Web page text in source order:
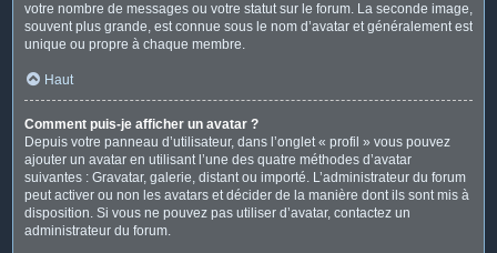
votre nombre de messages ou votre statut sur le forum. La seconde image,
souvent plus grande, est connue sous le nom d’avatar et généralement est
unique ou propre à chaque membre.
Haut
Comment puis-je afficher un avatar ?
Depuis votre panneau d’utilisateur, dans l’onglet « profil » vous pouvez
ajouter un avatar en utilisant l’une des quatre méthodes d’avatar
suivantes : Gravatar, galerie, distant ou importé. L’administrateur du forum
peut activer ou non les avatars et décider de la manière dont ils sont mis à
disposition. Si vous ne pouvez pas utiliser d’avatar, contactez un
administrateur du forum.